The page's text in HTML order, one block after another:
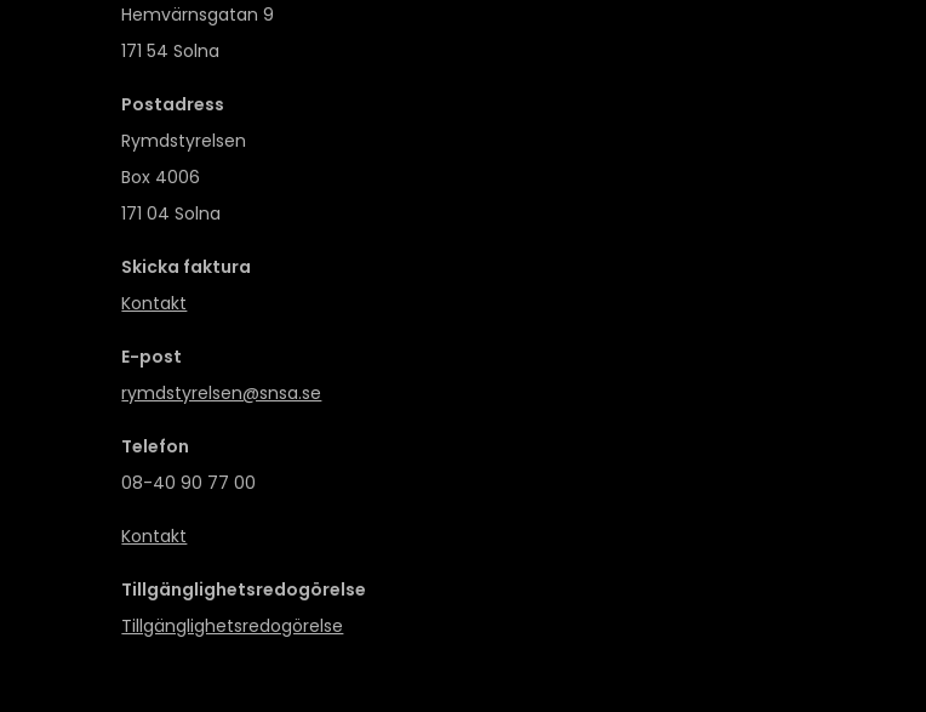
Hemvärnsgatan 9
171 54 Solna
Postadress
Rymdstyrelsen
Box 4006
171 04 Solna
Skicka faktura
Kontakt
E-post
rymdstyrelsen@snsa.se
Telefon
08-40 90 77 00
Kontakt
Tillgänglighetsredogörelse
Tillgänglighetsredogörelse